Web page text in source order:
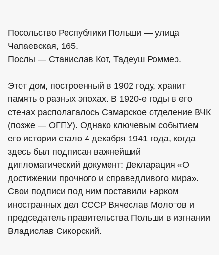
Посольство Республики Польши — улица
Чапаевская, 165.
Послы — Станислав Кот, Тадеуш Роммер.
Этот дом, построенный в 1902 году, хранит
память о разных эпохах. В 1920-е годы в его
стенах располагалось Самарское отделение ВЧК
(позже — ОГПУ). Однако ключевым событием
его истории стало 4 декабря 1941 года, когда
здесь был подписан важнейший
дипломатический документ: Декларация «О
достижении прочного и справедливого мира».
Свои подписи под ним поставили нарком
иностранных дел СССР Вячеслав Молотов и
председатель правительства Польши в изгнании
Владислав Сикорский.